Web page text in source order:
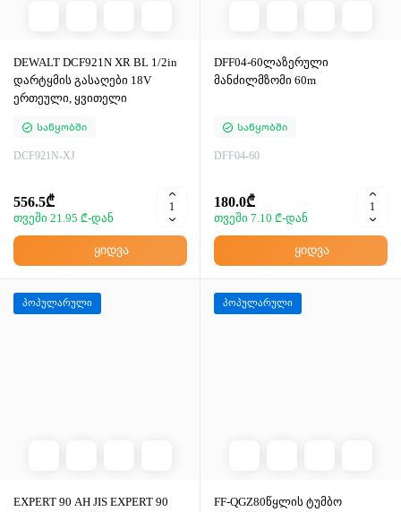
DEWALT DCF921N XR BL 1/2in
დარტყმის გასაღები 18V
ერთეული, ყვითელი
Საწყობში
DCF921N-XJ
556.5₾
თვეში 21.95 ₾-დან
ყიდვა
DFF04-60ლაზერული
მანძილმზომი 60m
Საწყობში
DFF04-60
180.0₾
თვეში 7.10 ₾-დან
ყიდვა
პოპულარული
EXPERT 90 AH JIS EXPERT 90
პოპულარული
FF-QGZ80წყლის ტუმბო